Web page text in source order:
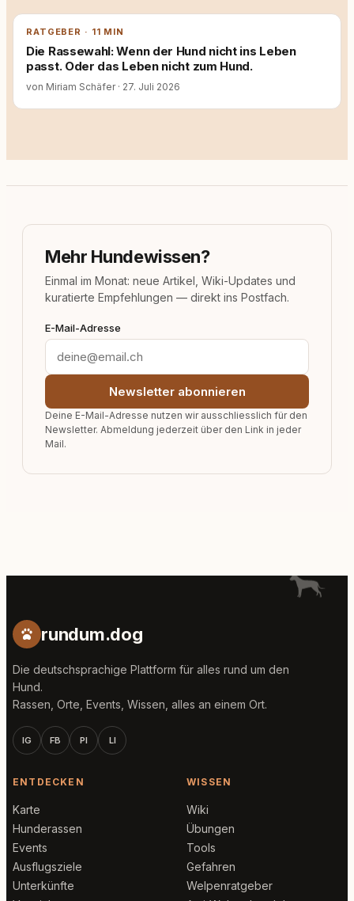
RATGEBER · 11 MIN
Die Rassewahl: Wenn der Hund nicht ins Leben
passt. Oder das Leben nicht zum Hund.
von Miriam Schäfer · 27. Juli 2026
Mehr Hundewissen?
Einmal im Monat: neue Artikel, Wiki-Updates und
kuratierte Empfehlungen — direkt ins Postfach.
E-Mail-Adresse
Newsletter abonnieren
Deine E-Mail-Adresse nutzen wir ausschliesslich für den
Newsletter. Abmeldung jederzeit über den Link in jeder
Mail.
rundum.dog
Die deutschsprachige Plattform für alles rund um den
Hund.
Rassen, Orte, Events, Wissen, alles an einem Ort.
IG FB PI LI
ENTDECKEN
Karte
Hunderassen
Events
Ausflugsziele
Unterkünfte
WISSEN
Wiki
Übungen
Tools
Gefahren
Welpenratgeber